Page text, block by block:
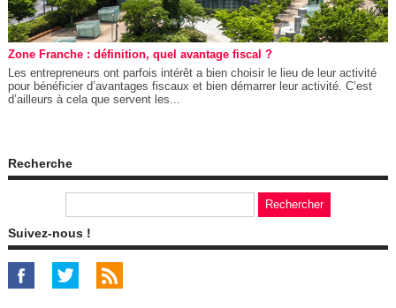
Zone Franche : définition, quel avantage fiscal ?
Les entrepreneurs ont parfois intérêt a bien choisir le lieu de leur activité
pour bénéficier d’avantages fiscaux et bien démarrer leur activité. C’est
d’ailleurs à cela que servent les...
Recherche
Suivez-nous !